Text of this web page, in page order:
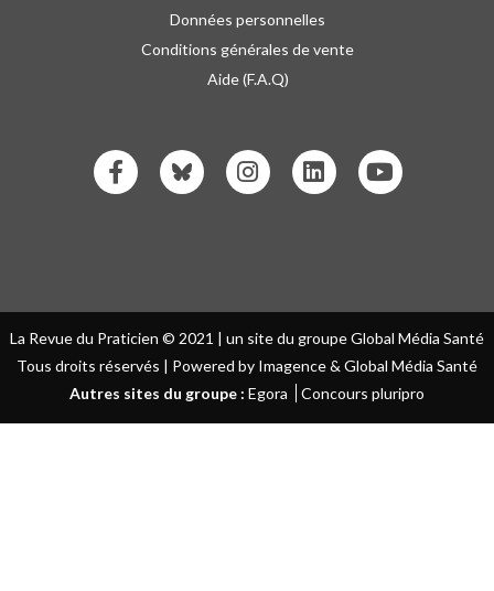
Données personnelles
Conditions générales de vente
Aide (F.A.Q)
La Revue du Praticien © 2021 | un site du groupe Global Média Santé
Tous droits réservés | Powered by Imagence & Global Média Santé
Autres sites du groupe : Egora Concours pluripro